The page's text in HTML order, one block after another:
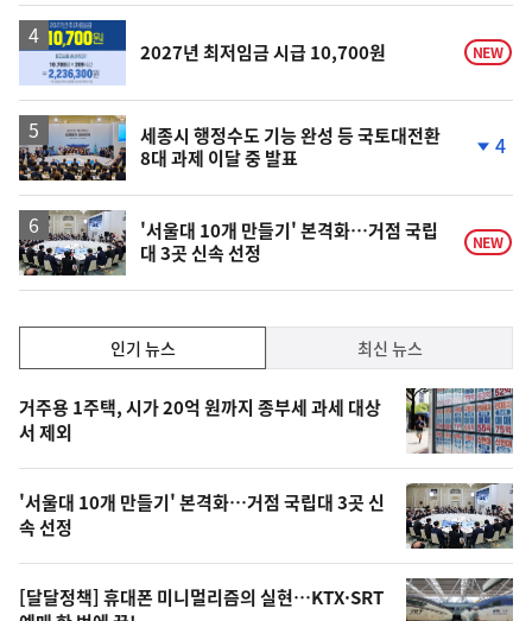
상
승
2027년 최저임금 시급 10,700원 NEW
세종시 행정수도 기능 완성 등 국토대전환
8대 과제 이달 중 발표
하
락
4
'서울대 10개 만들기' 본격화…거점 국립
대 3곳 신속 선정
NEW
기,
최
신,
오
늘
의
영
인기 뉴스 최신 뉴스
인
기
뉴
스
거주용 1주택, 시가 20억 원까지 종부세 과세 대상
서 제외
'서울대 10개 만들기' 본격화…거점 국립대 3곳 신
속 선정
[달달정책] 휴대폰 미니멀리즘의 실현…KTX·SRT